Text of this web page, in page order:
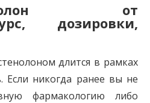
от
дозировки,
длится в рамках
Если никогда ранее вы не
фармакологию либо